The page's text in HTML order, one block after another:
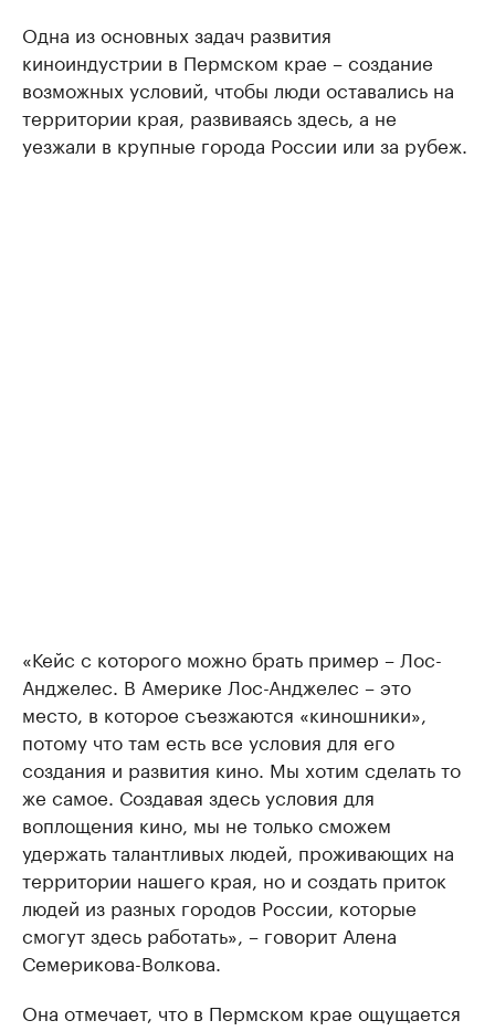
Одна из основных задач развития
киноиндустрии в Пермском крае – создание
возможных условий, чтобы люди оставались на
территории края, развиваясь здесь, а не
уезжали в крупные города России или за рубеж.
«Кейс с которого можно брать пример – Лос-
Анджелес. В Америке Лос-Анджелес – это
место, в которое съезжаются «киношники»,
потому что там есть все условия для его
создания и развития кино. Мы хотим сделать то
же самое. Создавая здесь условия для
воплощения кино, мы не только сможем
удержать талантливых людей, проживающих на
территории нашего края, но и создать приток
людей из разных городов России, которые
смогут здесь работать», – говорит Алена
Семерикова-Волкова.
Она отмечает, что в Пермском крае ощущается